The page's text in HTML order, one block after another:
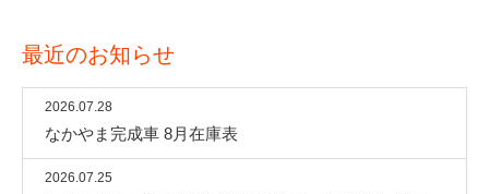
最近のお知らせ
2026.07.28
なかやま完成車 8月在庫表
2026.07.25